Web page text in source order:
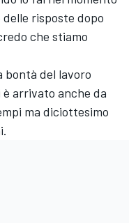
risposte dopo
che stiamo
bontà del lavoro
arrivato anche da
ma diciottesimo